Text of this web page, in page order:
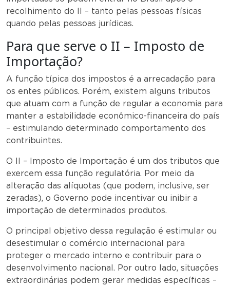
recolhimento do II – tanto pelas pessoas físicas
quando pelas pessoas jurídicas.
Para que serve o II – Imposto de
Importação?
A função típica dos impostos é a arrecadação para
os entes públicos. Porém, existem alguns tributos
que atuam com a função de regular a economia para
manter a estabilidade econômico-financeira do país
– estimulando determinado comportamento dos
contribuintes.
O II – Imposto de Importação é um dos tributos que
exercem essa função regulatória. Por meio da
alteração das alíquotas (que podem, inclusive, ser
zeradas), o Governo pode incentivar ou inibir a
importação de determinados produtos.
O principal objetivo dessa regulação é estimular ou
desestimular o comércio internacional para
proteger o mercado interno e contribuir para o
desenvolvimento nacional. Por outro lado, situações
extraordinárias podem gerar medidas específicas –